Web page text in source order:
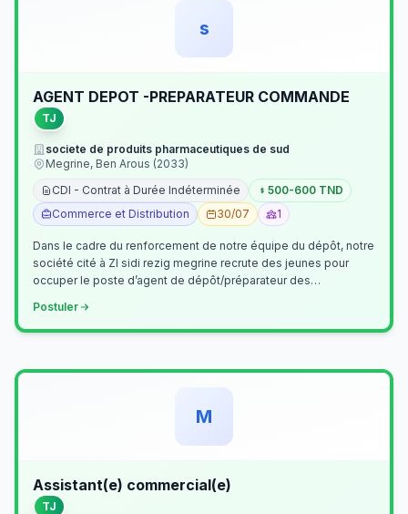
s
AGENT DEPOT -PREPARATEUR COMMANDE
TJ
societe de produits pharmaceutiques de sud
Megrine, Ben Arous (2033)
CDI - Contrat à Durée Indéterminée
500-600 TND
Commerce et Distribution
30/07 1
Dans le cadre du renforcement de notre équipe du dépôt, notre
société cité à ZI sidi rezig megrine recrute des jeunes pour
occuper le poste d’agent de dépôt/préparateur des
Postuler
M
Assistant(e) commercial(e)
TJ